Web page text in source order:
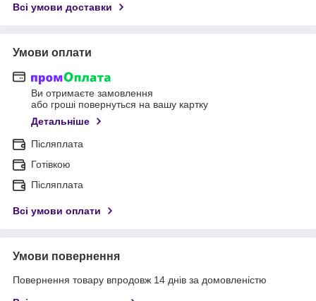
Всі умови доставки
Умови оплати
Ви отримаєте замовлення
або гроші повернуться на вашу картку
Детальніше
Післяплата
Готівкою
Післяплата
Всі умови оплати
Умови повернення
Повернення товару впродовж 14 днів за домовленістю